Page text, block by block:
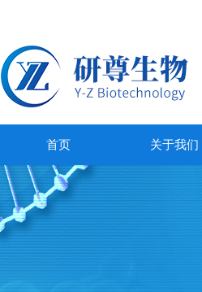
首页 关于我们